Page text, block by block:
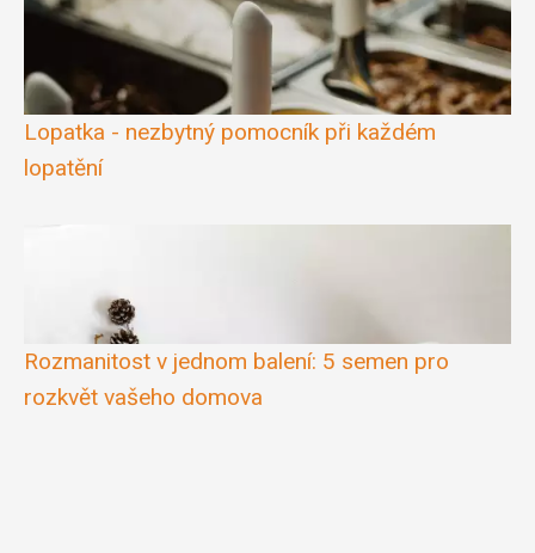
Lopatka - nezbytný pomocník při každém
lopatění
Rozmanitost v jednom balení: 5 semen pro
rozkvět vašeho domova